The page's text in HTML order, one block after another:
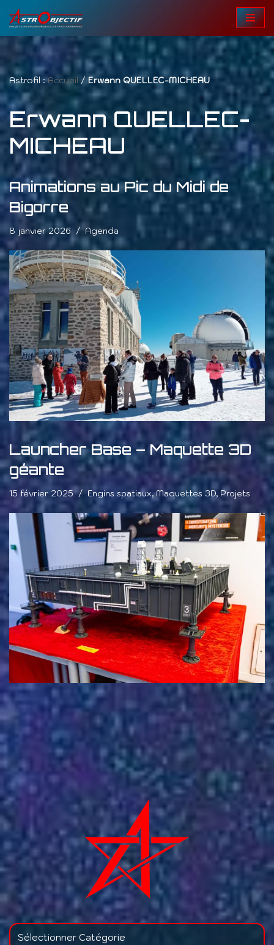
contenu
Astrofil :Accueil / Erwann QUELLEC-MICHEAU
Erwann QUELLEC-
MICHEAU
Animations au Pic du Midi de
Bigorre
8 janvier 2026 Agenda
Launcher Base – Maquette 3D
géante
15 février 2025 Engins spatiaux,Maquettes 3D, Projets